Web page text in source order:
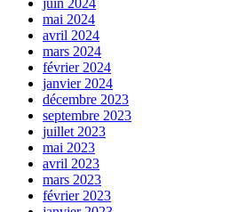
juin 2024
mai 2024
avril 2024
mars 2024
février 2024
janvier 2024
décembre 2023
septembre 2023
juillet 2023
mai 2023
avril 2023
mars 2023
février 2023